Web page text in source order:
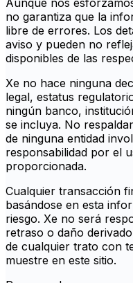
Aunque nos
no garantiza que la
libre de errores. Los
aviso y pueden no
disponibles de las
Xe no hace ninguna
legal, estatus
ningún banco,
se incluya. No
de ninguna entidad
responsabilidad por el
proporcionada.
Cualquier transacción
basándose en esta
riesgo. Xe no será
retraso o daño
de cualquier trato con
muestre en este sitio.